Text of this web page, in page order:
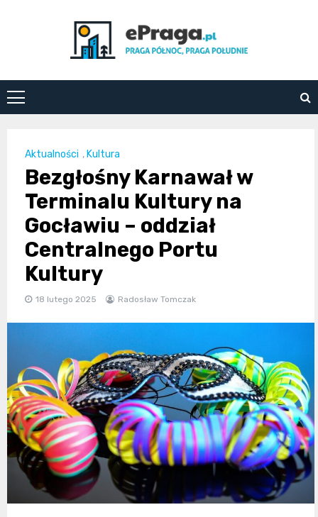
ePraga.pl
Aktualności , Kultura
Bezgłośny Karnawał w
Terminalu Kultury na
Gocławiu – oddział
Centralnego Portu
Kultury
18 lutego 2025 Radosław Tomczak